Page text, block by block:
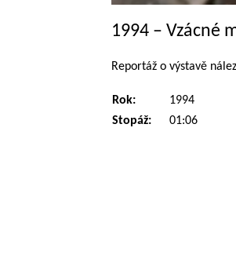
1994 – Vzácné
Reportáž o výstavě
Rok:
1994
Stopáž:
01:06